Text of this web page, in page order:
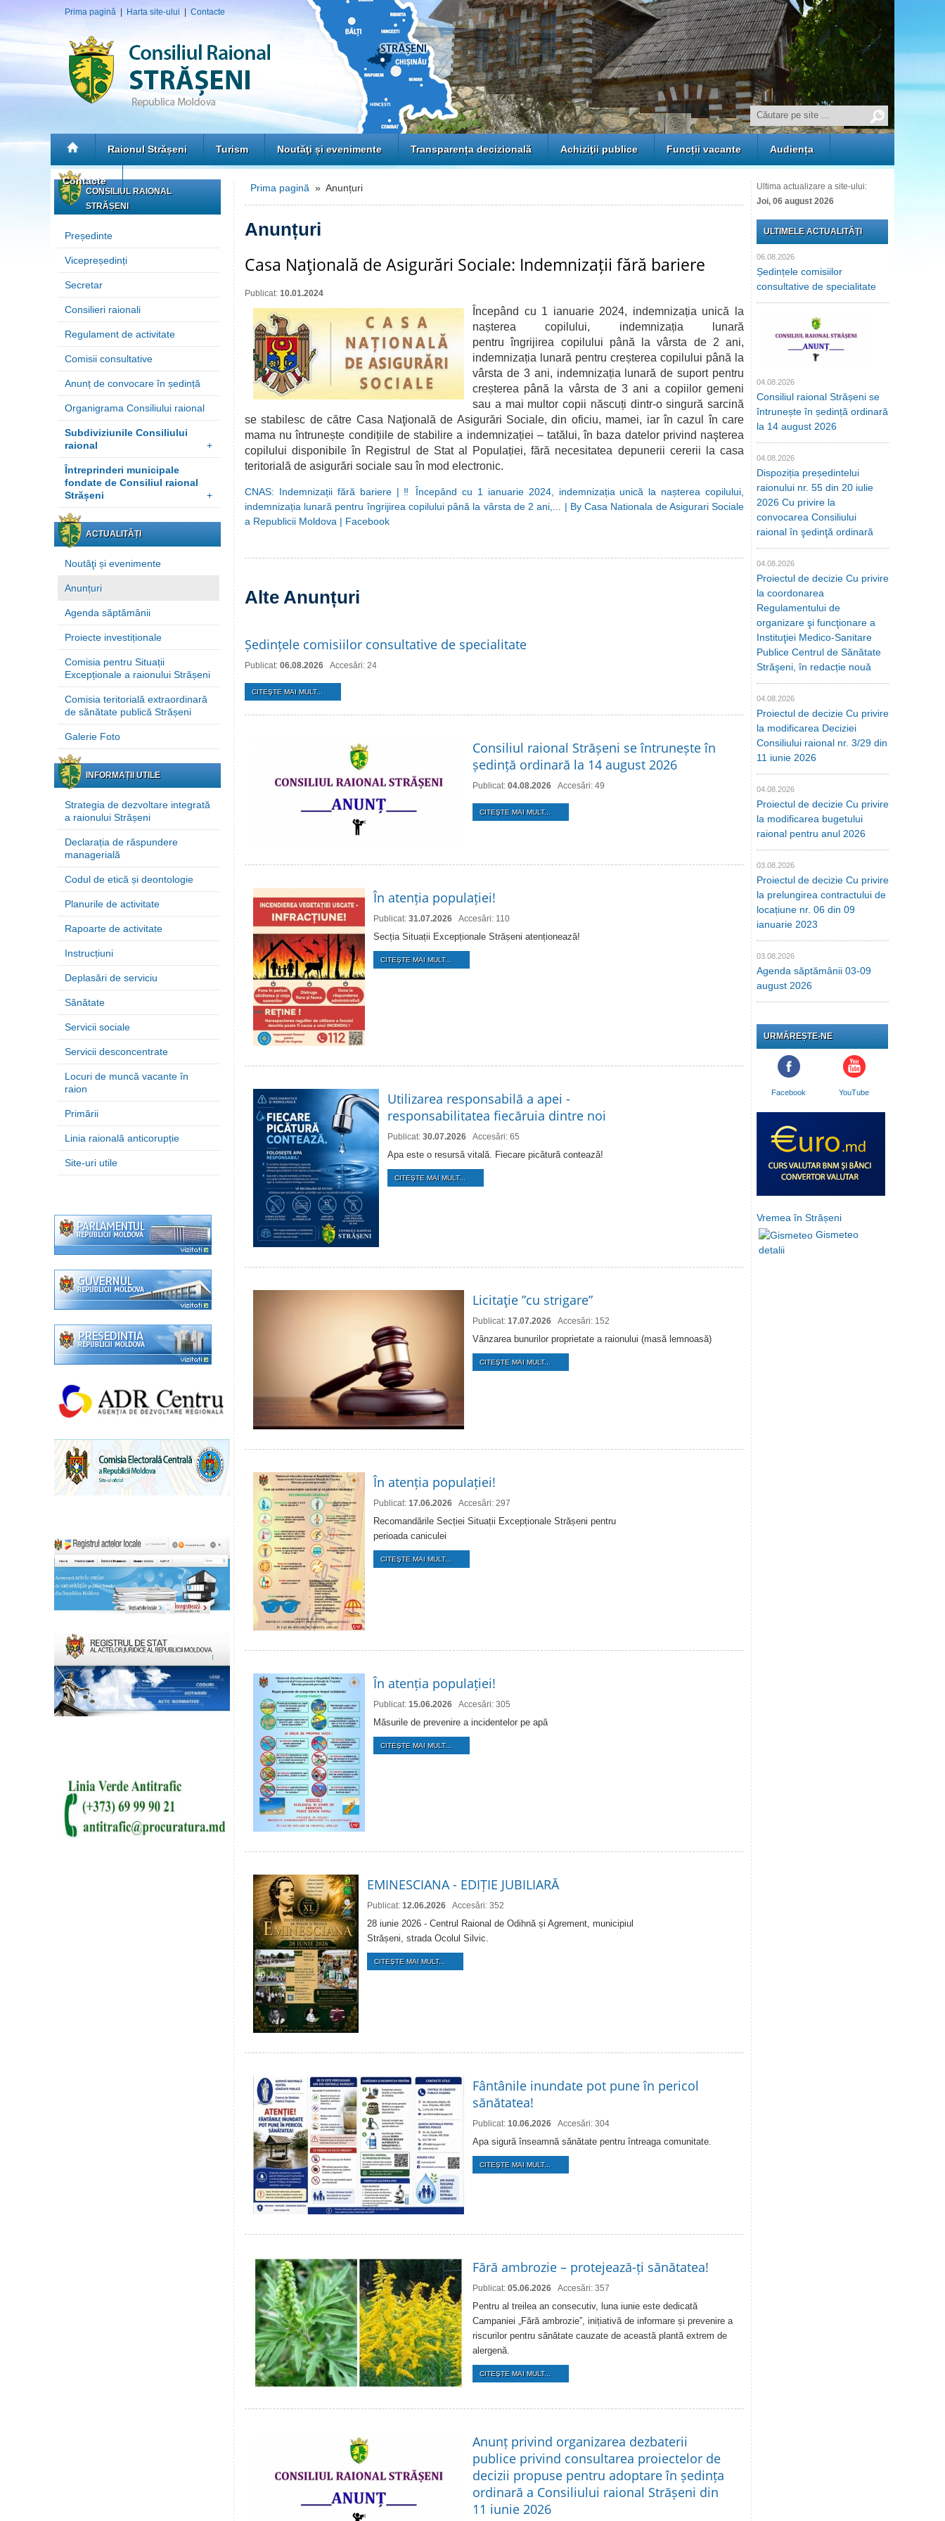
Prima pagină Harta site-ului Contacte
Raionul Strășeni Turism Noutăţi și evenimente Transparența decizională Achiziţii publice Funcții vacante Audiența
Contacte
CONSILIUL RAIONAL
STRĂȘENI
Președinte
Vicepreședinți
Secretar
Consilieri raionali
Regulament de activitate
Comisii consultative
Anunț de convocare în ședință
Organigrama Consiliului raional
Subdiviziunile Consiliului
raional
+
Întreprinderi municipale
fondate de Consiliul raional
Strășeni
+
ACTUALITĂȚI
Noutăţi și evenimente
Anunțuri
Agenda săptămânii
Proiecte investiționale
Comisia pentru Situații
Excepționale a raionului Strășeni
Comisia teritorială extraordinară
de sănătate publică Strășeni
Galerie Foto
INFORMAȚII UTILE
Strategia de dezvoltare integrată
a raionului Strășeni
Declarația de răspundere
managerială
Codul de etică și deontologie
Planurile de activitate
Rapoarte de activitate
Instrucțiuni
Deplasări de serviciu
Sănătate
Servicii sociale
Servicii desconcentrate
Locuri de muncă vacante în
raion
Primării
Linia raională anticorupție
Site-uri utile
Prima pagină » Anunțuri
Anunțuri
Casa Naţională de Asigurări Sociale: Indemnizații fără bariere
Publicat: 10.01.2024
Începând cu 1 ianuarie 2024, indemnizația unică la
nașterea copilului, indemnizația lunară
pentru îngrijirea copilului până la vârsta de 2 ani,
indemnizația lunară pentru creșterea copilului până la
vârsta de 3 ani, indemnizația lunară de suport pentru
creșterea până la vârsta de 3 ani a copiilor gemeni
sau a mai multor copii născuți dintr-o singură sarcină
se stabilesc de către Casa Naţională de Asigurări Sociale, din oficiu, mamei, iar în cazul în care
mama nu întrunește condițiile de stabilire a indemnizației – tatălui, în baza datelor privind naşterea
copilului disponibile în Registrul de Stat al Populației, fără necesitatea depunerii cererii la casa
teritorială de asigurări sociale sau în mod electronic.
CNAS: Indemnizații fără bariere | ‼️ Începând cu 1 ianuarie 2024, indemnizația unică la nașterea copilului,
indemnizația lunară pentru îngrijirea copilului până la vârsta de 2 ani,... | By Casa Nationala de Asigurari Sociale
a Republicii Moldova | Facebook
Alte Anunțuri
Ședințele comisiilor consultative de specialitate
Publicat: 06.08.2026 Accesări: 24
CITEŞTE MAI MULT...
Consiliul raional Strășeni se întrunește în
ședință ordinară la 14 august 2026
Publicat: 04.08.2026 Accesări: 49
CITEŞTE MAI MULT...
În atenția populației!
Publicat: 31.07.2026 Accesări: 110
Secția Situații Excepționale Strășeni atenționează!
CITEŞTE MAI MULT...
Utilizarea responsabilă a apei -
responsabilitatea fiecăruia dintre noi
Publicat: 30.07.2026 Accesări: 65
Apa este o resursă vitală. Fiecare picătură contează!
CITEŞTE MAI MULT...
Licitaţie ”cu strigare”
Publicat: 17.07.2026 Accesări: 152
Vânzarea bunurilor proprietate a raionului (masă lemnoasă)
CITEŞTE MAI MULT...
În atenția populației!
Publicat: 17.06.2026 Accesări: 297
Recomandările Secției Situații Excepționale Strășeni pentru
perioada caniculei
CITEŞTE MAI MULT...
În atenția populației!
Publicat: 15.06.2026 Accesări: 305
Măsurile de prevenire a incidentelor pe apă
CITEŞTE MAI MULT...
EMINESCIANA - EDIȚIE JUBILIARĂ
Publicat: 12.06.2026 Accesări: 352
28 iunie 2026 - Centrul Raional de Odihnă și Agrement, municipiul
Strășeni, strada Ocolul Silvic.
CITEŞTE MAI MULT...
Fântânile inundate pot pune în pericol
sănătatea!
Publicat: 10.06.2026 Accesări: 304
Apa sigură înseamnă sănătate pentru întreaga comunitate.
CITEŞTE MAI MULT...
Fără ambrozie – protejează-ți sănătatea!
Publicat: 05.06.2026 Accesări: 357
Pentru al treilea an consecutiv, luna iunie este dedicată
Campaniei „Fără ambrozie”, inițiativă de informare și prevenire a
riscurilor pentru sănătate cauzate de această plantă extrem de
alergenă.
CITEŞTE MAI MULT...
Anunț privind organizarea dezbaterii
publice privind consultarea proiectelor de
decizii propuse pentru adoptare în ședința
ordinară a Consiliului raional Strășeni din
11 iunie 2026
Ultima actualizare a site-ului:
Joi, 06 august 2026
ULTIMELE ACTUALITĂŢI
06.08.2026
Ședințele comisiilor
consultative de specialitate
04.08.2026
Consiliul raional Strășeni se
întrunește în ședință ordinară
la 14 august 2026
04.08.2026
Dispoziția președintelui
raionului nr. 55 din 20 iulie
2026 Cu privire la
convocarea Consiliului
raional în şedinţă ordinară
04.08.2026
Proiectul de decizie Cu privire
la coordonarea
Regulamentului de
organizare şi funcţionare a
Instituţiei Medico-Sanitare
Publice Centrul de Sănătate
Străşeni, în redacție nouă
04.08.2026
Proiectul de decizie Cu privire
la modificarea Deciziei
Consiliului raional nr. 3/29 din
11 iunie 2026
04.08.2026
Proiectul de decizie Cu privire
la modificarea bugetului
raional pentru anul 2026
03.08.2026
Proiectul de decizie Cu privire
la prelungirea contractului de
locațiune nr. 06 din 09
ianuarie 2023
03.08.2026
Agenda săptămânii 03-09
august 2026
URMĂREȘTE-NE
Facebook YouTube
Vremea în Strășeni
Gismeteo
detalii